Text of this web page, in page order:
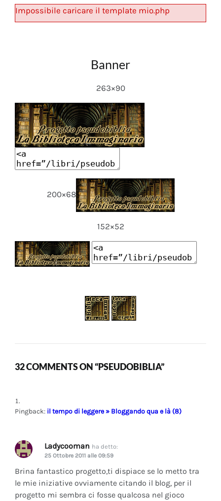
Impossibile caricare il template mio.php
Banner
263×90
200×68
152×52
32 COMMENTS ON “PSEUDOBIBLIA”
Pingback: il tempo di leggere » Bloggando qua e là (8)
Ladycooman ha detto:
25 Ottobre 2011 alle 09:59
Brina fantastico progetto,ti dispiace se lo metto tra
le mie iniziative ovviamente citando il blog, per il
progetto mi sembra ci fosse qualcosa nel gioco